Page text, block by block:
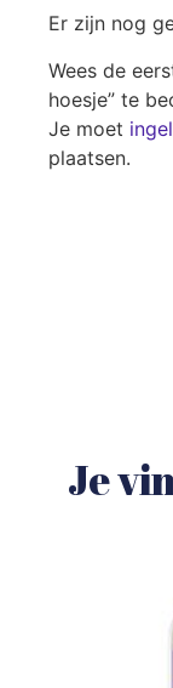
Er zijn nog
Wees de
hoesje” te
Je moet
plaatsen.
Je